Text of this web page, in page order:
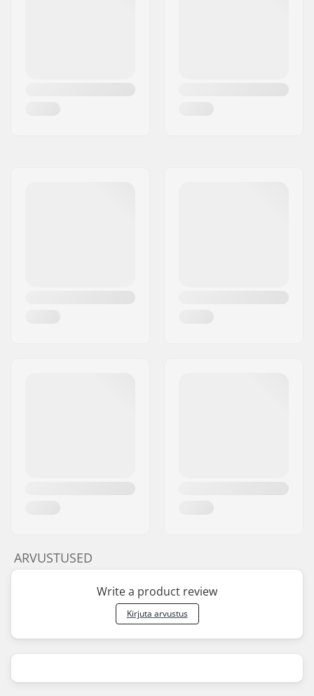
ARVUSTUSED
Write a product review
Kirjuta arvustus